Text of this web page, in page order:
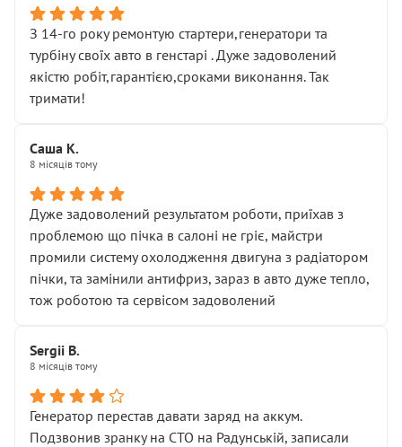
З 14-го року ремонтую стартери,генератори та
турбіну своїх авто в генстарі . Дуже задоволений
якістю робіт,гарантією,сроками виконання. Так
тримати!
Саша К.
8 місяців тому
Дуже задоволений результатом роботи, приїхав з
проблемою що пічка в салоні не гріє, майстри
промили систему охолодження двигуна з радіатором
пічки, та замінили антифриз, зараз в авто дуже тепло,
тож роботою та сервісом задоволений
Sergii B.
8 місяців тому
Генератор перестав давати заряд на аккум.
Подзвонив зранку на СТО на Радунській, записали